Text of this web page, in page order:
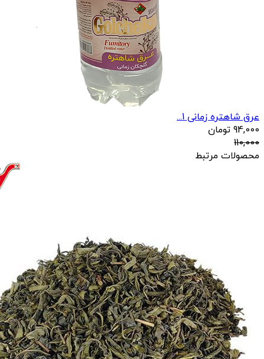
عرق شاهتره زمانی 1...
94,000 تومان
110,000
محصولات مرتبط